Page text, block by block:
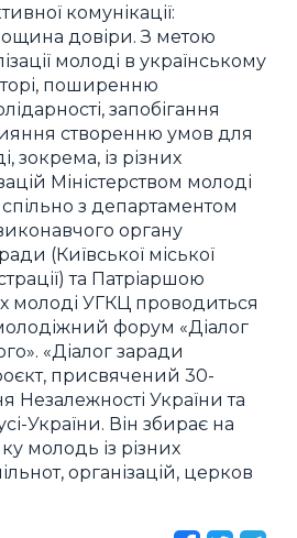
комунікації:
довіри. З метою
молоді в українському
поширенню
запобігання
створенню умов для
зокрема, із різних
Міністерством молоді
з департаментом
органу
(Київської міської
та Патріаршою
молоді УГКЦ проводиться
форум «Діалог
«Діалог заради
присвячений 30-
Незалежності України та
України. Він збирає на
молодь із різних
організацій, церков